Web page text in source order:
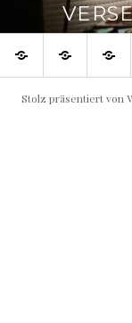
SHOP Blog
Stolz präsentiert von